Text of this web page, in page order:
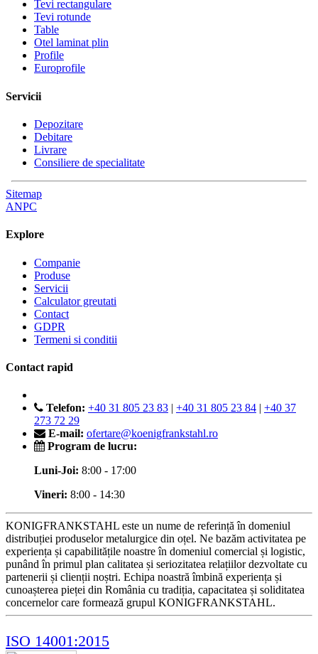
Tevi rectangulare
Tevi rotunde
Table
Otel laminat plin
Profile
Europrofile
Servicii
Depozitare
Debitare
Livrare
Consiliere de specialitate
Sitemap
ANPC
Explore
Companie
Produse
Servicii
Calculator greutati
Contact
GDPR
Termeni si conditii
Contact rapid
Telefon: +40 31 805 23 83 | +40 31 805 23 84 | +40 37
273 72 29
E-mail: ofertare@koenigfrankstahl.ro
Program de lucru:
Luni-Joi: 8:00 - 17:00
Vineri: 8:00 - 14:30
KONIGFRANKSTAHL este un nume de referință în domeniul
distribuției produselor metalurgice din oțel. Ne bazăm activitatea pe
experiența și capabilitățile noastre în domeniul comercial și logistic,
punând în primul plan calitatea și seriozitatea relațiilor dezvoltate cu
partenerii și clienții noștri. Echipa noastră îmbină experiența și
cunoașterea pieței din România cu tradiția, capacitatea și soliditatea
concernelor care formează grupul KONIGFRANKSTAHL.
ISO 14001:2015